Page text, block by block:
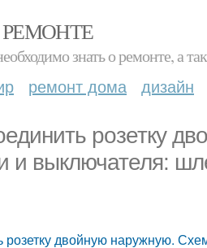
РЕМОНТЕ
знать о ремонте, а
ремонт дома дизайн
розетку
и выключателя:
розетку двойную наружную.